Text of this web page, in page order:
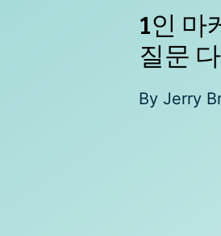
1인 마
질문
By Jerry